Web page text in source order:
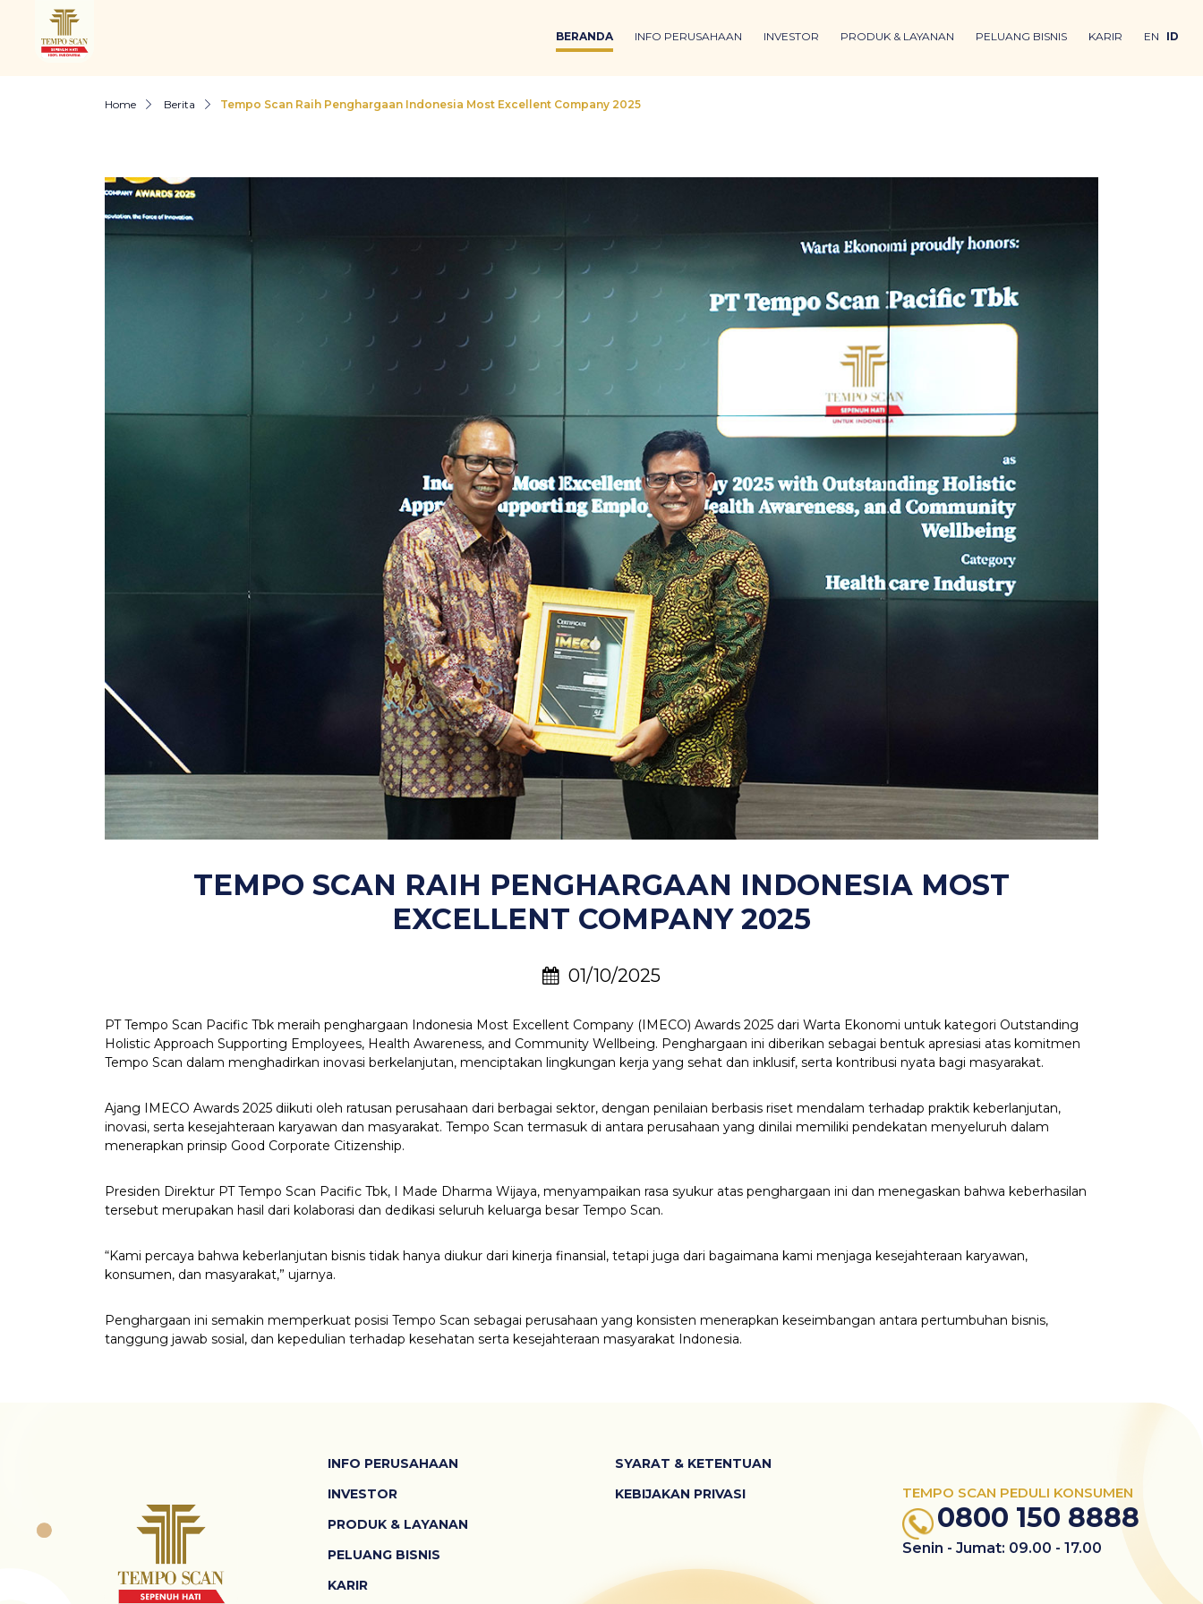
BERANDA INFO PERUSAHAAN INVESTOR PRODUK & LAYANAN PELUANG BISNIS KARIR EN ID
Home Berita Tempo Scan Raih Penghargaan Indonesia Most Excellent Company 2025
TEMPO SCAN RAIH PENGHARGAAN INDONESIA MOST
EXCELLENT COMPANY 2025
01/10/2025
PT Tempo Scan Pacific Tbk meraih penghargaan Indonesia Most Excellent Company (IMECO) Awards 2025 dari Warta Ekonomi untuk kategori Outstanding
Holistic Approach Supporting Employees, Health Awareness, and Community Wellbeing. Penghargaan ini diberikan sebagai bentuk apresiasi atas komitmen
Tempo Scan dalam menghadirkan inovasi berkelanjutan, menciptakan lingkungan kerja yang sehat dan inklusif, serta kontribusi nyata bagi masyarakat.
Ajang IMECO Awards 2025 diikuti oleh ratusan perusahaan dari berbagai sektor, dengan penilaian berbasis riset mendalam terhadap praktik keberlanjutan,
inovasi, serta kesejahteraan karyawan dan masyarakat. Tempo Scan termasuk di antara perusahaan yang dinilai memiliki pendekatan menyeluruh dalam
menerapkan prinsip Good Corporate Citizenship.
Presiden Direktur PT Tempo Scan Pacific Tbk, I Made Dharma Wijaya, menyampaikan rasa syukur atas penghargaan ini dan menegaskan bahwa keberhasilan
tersebut merupakan hasil dari kolaborasi dan dedikasi seluruh keluarga besar Tempo Scan.
“Kami percaya bahwa keberlanjutan bisnis tidak hanya diukur dari kinerja finansial, tetapi juga dari bagaimana kami menjaga kesejahteraan karyawan,
konsumen, dan masyarakat,” ujarnya.
Penghargaan ini semakin memperkuat posisi Tempo Scan sebagai perusahaan yang konsisten menerapkan keseimbangan antara pertumbuhan bisnis,
tanggung jawab sosial, dan kepedulian terhadap kesehatan serta kesejahteraan masyarakat Indonesia.
INFO PERUSAHAAN
INVESTOR
PRODUK & LAYANAN
PELUANG BISNIS
KARIR
SYARAT & KETENTUAN
KEBIJAKAN PRIVASI
TEMPO SCAN PEDULI KONSUMEN
0800 150 8888
Senin - Jumat: 09.00 - 17.00